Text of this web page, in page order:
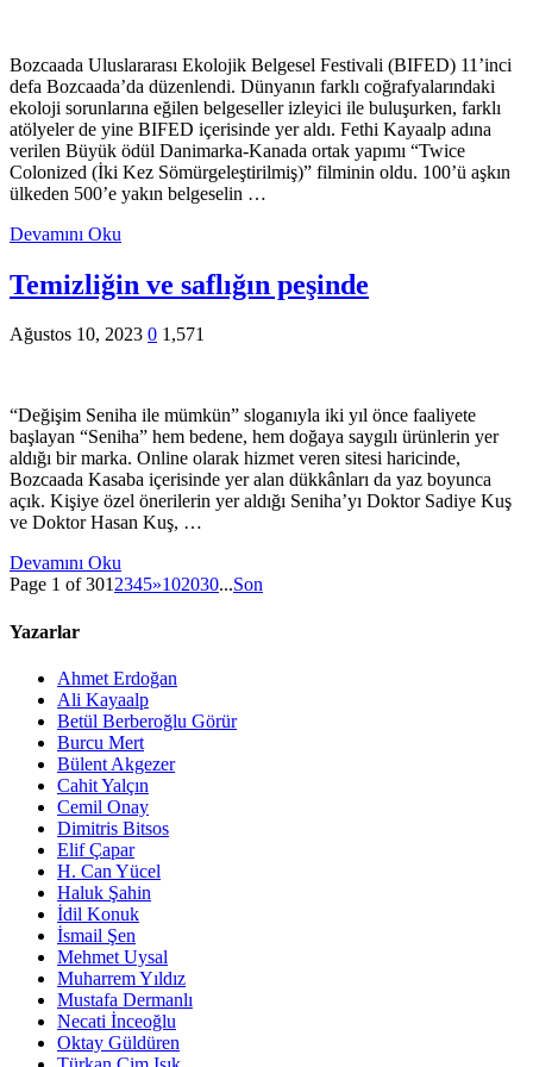
Bozcaada Uluslararası Ekolojik Belgesel Festivali (BIFED) 11’inci
defa Bozcaada’da düzenlendi. Dünyanın farklı coğrafyalarındaki
ekoloji sorunlarına eğilen belgeseller izleyici ile buluşurken, farklı
atölyeler de yine BIFED içerisinde yer aldı. Fethi Kayaalp adına
verilen Büyük ödül Danimarka-Kanada ortak yapımı “Twice
Colonized (İki Kez Sömürgeleştirilmiş)” filminin oldu. 100’ü aşkın
ülkeden 500’e yakın belgeselin …
Devamını Oku
Temizliğin ve saflığın peşinde
Ağustos 10, 2023 0 1,571
“Değişim Seniha ile mümkün” sloganıyla iki yıl önce faaliyete
başlayan “Seniha” hem bedene, hem doğaya saygılı ürünlerin yer
aldığı bir marka. Online olarak hizmet veren sitesi haricinde,
Bozcaada Kasaba içerisinde yer alan dükkânları da yaz boyunca
açık. Kişiye özel önerilerin yer aldığı Seniha’yı Doktor Sadiye Kuş
ve Doktor Hasan Kuş, …
Devamını Oku
Page 1 of 3012345»102030...Son
Yazarlar
Ahmet Erdoğan
Ali Kayaalp
Betül Berberoğlu Görür
Burcu Mert
Bülent Akgezer
Cahit Yalçın
Cemil Onay
Dimitris Bitsos
Elif Çapar
H. Can Yücel
Haluk Şahin
İdil Konuk
İsmail Şen
Mehmet Uysal
Muharrem Yıldız
Mustafa Dermanlı
Necati İnceoğlu
Oktay Güldüren